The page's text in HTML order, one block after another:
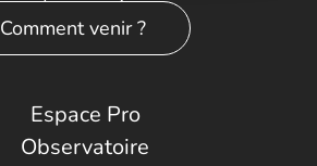
Comment venir ?
Espace Pro
Observatoire